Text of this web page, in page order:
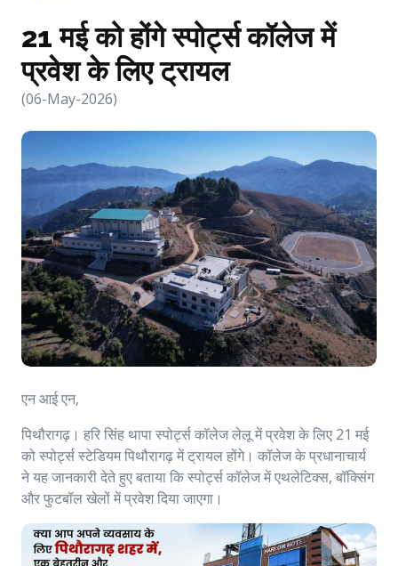
21 मई को होंगे स्पोर्ट्स कॉलेज में
प्रवेश के लिए ट्रायल
(06-May-2026)
एन आई एन,
पिथौरागढ़। हरि सिंह थापा स्पोर्ट्स कॉलेज लेलू में प्रवेश के लिए 21 मई
को स्पोर्ट्स स्टेडियम पिथौरागढ़ में ट्रायल होंगे। कॉलेज के प्रधानाचार्य
ने यह जानकारी देते हुए बताया कि स्पोर्ट्स कॉलेज में एथलेटिक्स, बॉक्सिंग
और फुटबॉल खेलों में प्रवेश दिया जाएगा।